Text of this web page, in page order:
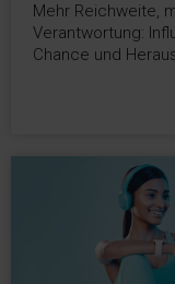
Mehr Reichweite,
Verantwortung:
Chance und